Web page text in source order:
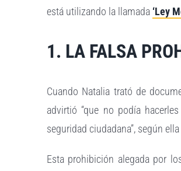
está utilizando la llamada ‘Ley
1. LA FALSA
Cuando Natalia trató de
advirtió “que no podía
seguridad ciudadana”, según
Esta prohibición alegada por